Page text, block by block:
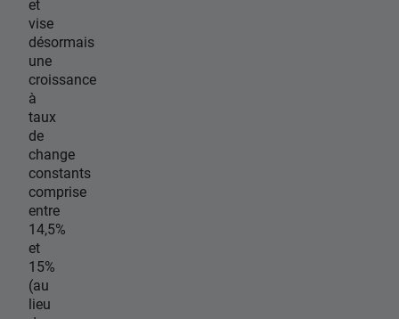
et
vise
désormais
une
croissance
à
taux
de
change
constants
comprise
entre
14,5%
et
15%
(au
lieu